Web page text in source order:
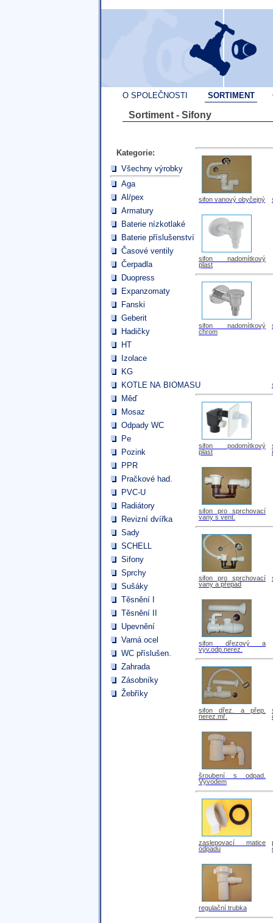
O SPOLEČNOSTI SORTIMENT
Sortiment - Sifony
Kategorie:
Všechny výrobky
Aga
Al/pex
Armatury
Baterie nízkotlaké
Baterie příslušenství
Časové ventily
Čerpadla
Duopress
Expanzomaty
Fanski
Geberit
Hadičky
HT
Izolace
KG
KOTLE NA BIOMASU
Měď
Mosaz
Odpady WC
Pe
Pozink
PPR
Pračkové had.
PVC-U
Radiátory
Revizní dvířka
Sady
SCHELL
Sifony
Sprchy
Sušáky
Těsnění I
Těsnění II
Upevnění
Varná ocel
WC příslušen.
Zahrada
Zásobníky
Žebříky
sifon vanový obyčejný
sifon nadomítkový
plast
sifon nadomítkový
chrom
sifon podomítkový
plast
sifon pro sprchovací
vany s vent.
sifon pro sprchovací
vany a přepad
sifon dřezový a
výv.odp.nerez.
sifon dřez. a přep.
nerez.mř.
šroubení s odpad.
Vývodem
zaslepovací matice
odpadu
regulační trubka